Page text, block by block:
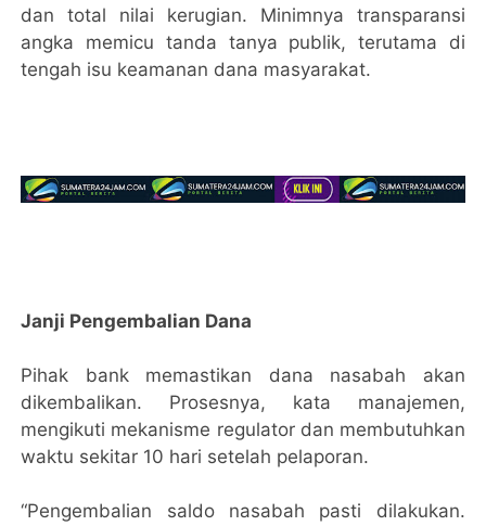
dan total nilai kerugian. Minimnya transparansi
angka memicu tanda tanya publik, terutama di
tengah isu keamanan dana masyarakat.
Janji Pengembalian Dana
Pihak bank memastikan dana nasabah akan
dikembalikan. Prosesnya, kata manajemen,
mengikuti mekanisme regulator dan membutuhkan
waktu sekitar 10 hari setelah pelaporan.
“Pengembalian saldo nasabah pasti dilakukan.